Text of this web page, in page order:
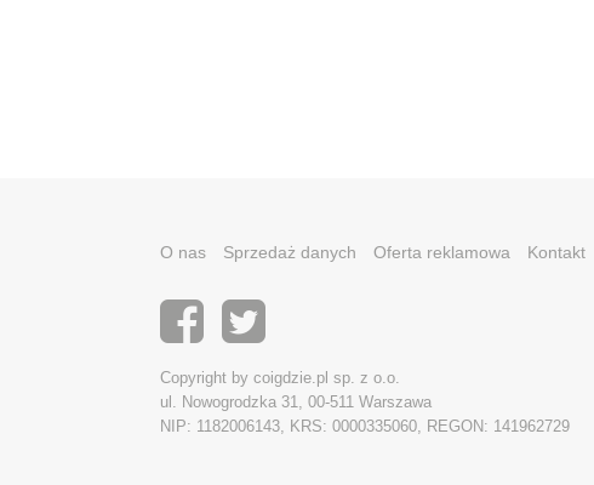
O nas Sprzedaż danych Oferta reklamowa Kontakt
Copyright by coigdzie.pl sp. z o.o.
ul. Nowogrodzka 31, 00-511 Warszawa
NIP: 1182006143, KRS: 0000335060, REGON: 141962729